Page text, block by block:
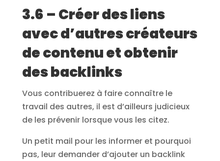
3.6 – Créer des liens
avec d’autres créateurs
de contenu et obtenir
des backlinks
Vous contribuerez à faire connaître le
travail des autres, il est d’ailleurs judicieux
de les prévenir lorsque vous les citez.
Un petit mail pour les informer et pourquoi
pas, leur demander d’ajouter un backlink